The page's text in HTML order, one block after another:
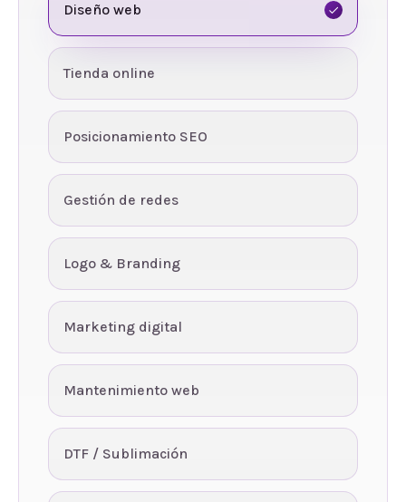
Diseño web
Tienda online
Posicionamiento SEO
Gestión de redes
Logo & Branding
Marketing digital
Mantenimiento web
DTF / Sublimación